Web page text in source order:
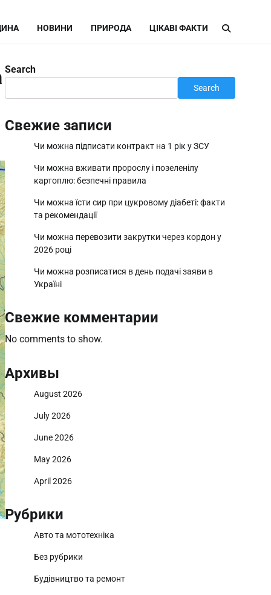
НОВИНИ ПРИРОДА ЦІКАВІ ФАКТИ
Search
Search
Свежие записи
Чи можна підписати контракт на 1 рік у ЗСУ
Чи можна вживати пророслу і позеленілу
картоплю: безпечні правила
Чи можна їсти сир при цукровому діабеті: факти
та рекомендації
Чи можна перевозити закрутки через кордон у
2026 році
Чи можна розписатися в день подачі заяви в
Україні
Свежие комментарии
No comments to show.
Архивы
August 2026
July 2026
June 2026
May 2026
April 2026
Рубрики
Авто та мототехніка
Без рубрики
Будівництво та ремонт